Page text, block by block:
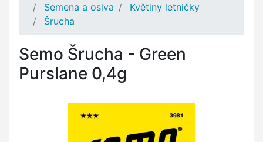
Semena a osiva
Květiny letničky
Šrucha
Semo Šrucha - Green
Purslane 0,4g